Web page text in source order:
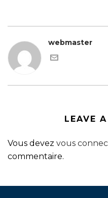
webmaster
LEAVE
Vous devez vous
commentaire.